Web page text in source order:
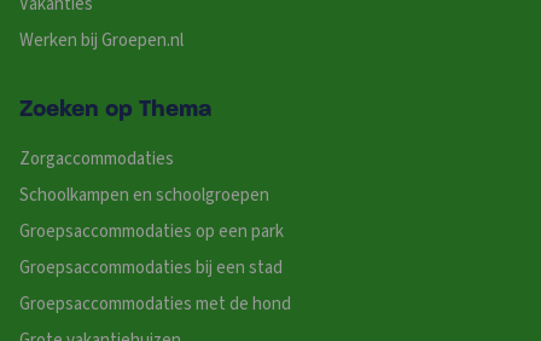
Werken bij Groepen.nl
Zoeken op Thema
Zorgaccommodaties
Schoolkampen en schoolgroepen
Groepsaccommodaties op een park
Groepsaccommodaties bij een stad
Groepsaccommodaties met de hond